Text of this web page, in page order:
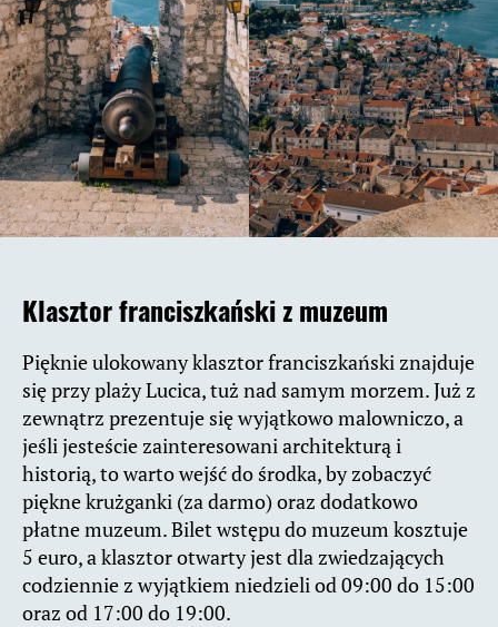
Klasztor franciszkański z muzeum
Pięknie ulokowany klasztor franciszkański znajduje
się przy plaży Lucica, tuż nad samym morzem. Już z
zewnątrz prezentuje się wyjątkowo malowniczo, a
jeśli jesteście zainteresowani architekturą i
historią, to warto wejść do środka, by zobaczyć
piękne krużganki (za darmo) oraz dodatkowo
płatne muzeum. Bilet wstępu do muzeum kosztuje
5 euro, a klasztor otwarty jest dla zwiedzających
codziennie z wyjątkiem niedzieli od 09:00 do 15:00
oraz od 17:00 do 19:00.